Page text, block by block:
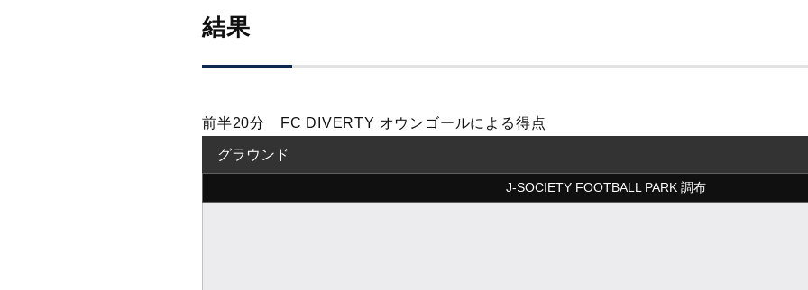
結果
前半20分 FC DIVERTY オウンゴールによる得点
グラウンド
J-SOCIETY FOOTBALL PARK 調布